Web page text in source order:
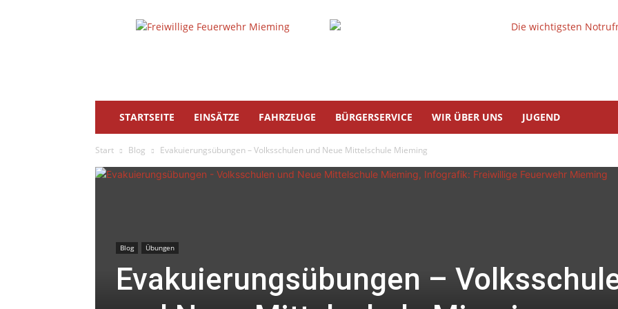
Freiwillige
STARTSEITE EINSÄTZE FAHRZEUGE BÜRGERSERVICE WIR ÜBER UNS JUGEND
Start Blog Evakuierungsübungen – Volksschulen und Neue Mittelschule Mieming
Blog Übungen
Evakuierungsübungen –